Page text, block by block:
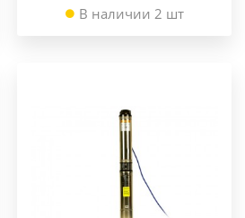
В наличии 2 шт